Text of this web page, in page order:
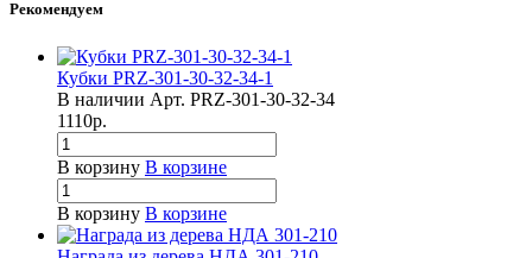
Рекомендуем
Кубки PRZ-301-30-32-34-1
В наличии Арт. PRZ-301-30-32-34
1110р.
В корзину В корзине
В корзину В корзине